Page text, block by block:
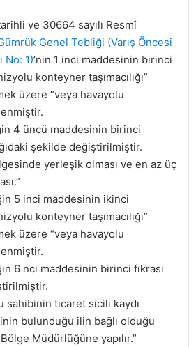
ve 30664 sayılı Resmî
Genel Tebliği (Varış Öncesi
No: 1)’nin 1 inci maddesinin birinci
konteyner taşımacılığı”
üzere “veya havayolu
4 üncü maddesinin birinci
şekilde değiştirilmiştir.
yerleşik olması ve en az üç
5 inci maddesinin ikinci
konteyner taşımacılığı”
üzere “veya havayolu
6 ncı maddesinin birinci fıkrası
sahibinin ticaret sicili kaydı
bulunduğu ilin bağlı olduğu
Müdürlüğüne yapılır.”